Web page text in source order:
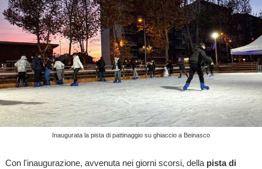
Inaugurata la pista di pattinaggio su ghiaccio a Beinasco
Con l'inaugurazione, avvenuta nei giorni scorsi, della pista di